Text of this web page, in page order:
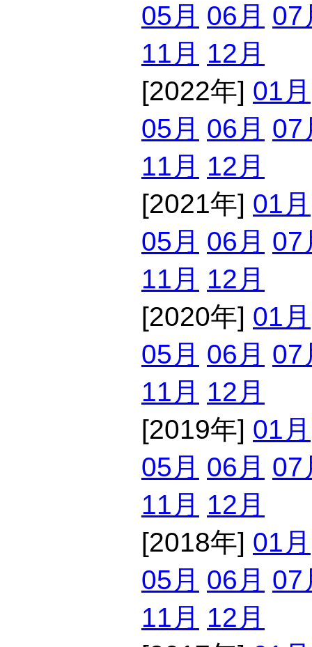
05月 06月 07
11月 12月
[2022年] 01月
05月 06月 07
11月 12月
[2021年] 01月
05月 06月 07
11月 12月
[2020年] 01月
05月 06月 07
11月 12月
[2019年] 01月
05月 06月 07
11月 12月
[2018年] 01月
05月 06月 07
11月 12月